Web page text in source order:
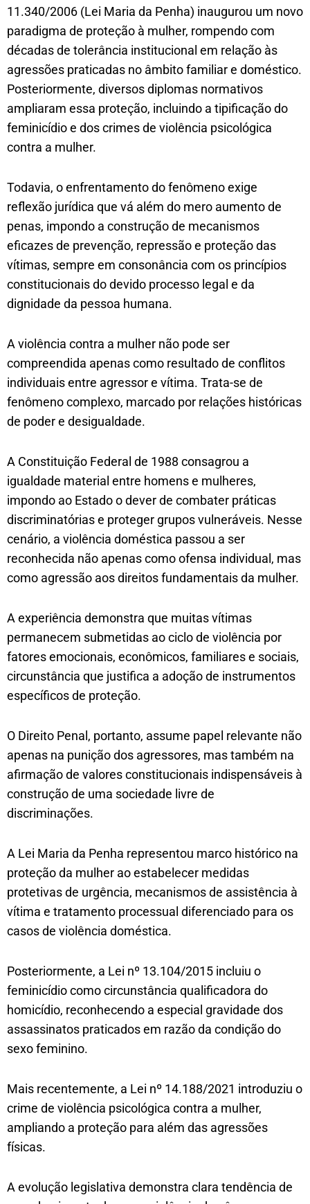
11.340/2006 (Lei Maria da Penha) inaugurou um novo
paradigma de proteção à mulher, rompendo com
décadas de tolerância institucional em relação às
agressões praticadas no âmbito familiar e doméstico.
Posteriormente, diversos diplomas normativos
ampliaram essa proteção, incluindo a tipificação do
feminicídio e dos crimes de violência psicológica
contra a mulher.
Todavia, o enfrentamento do fenômeno exige
reflexão jurídica que vá além do mero aumento de
penas, impondo a construção de mecanismos
eficazes de prevenção, repressão e proteção das
vítimas, sempre em consonância com os princípios
constitucionais do devido processo legal e da
dignidade da pessoa humana.
A violência contra a mulher não pode ser
compreendida apenas como resultado de conflitos
individuais entre agressor e vítima. Trata-se de
fenômeno complexo, marcado por relações históricas
de poder e desigualdade.
A Constituição Federal de 1988 consagrou a
igualdade material entre homens e mulheres,
impondo ao Estado o dever de combater práticas
discriminatórias e proteger grupos vulneráveis. Nesse
cenário, a violência doméstica passou a ser
reconhecida não apenas como ofensa individual, mas
como agressão aos direitos fundamentais da mulher.
A experiência demonstra que muitas vítimas
permanecem submetidas ao ciclo de violência por
fatores emocionais, econômicos, familiares e sociais,
circunstância que justifica a adoção de instrumentos
específicos de proteção.
O Direito Penal, portanto, assume papel relevante não
apenas na punição dos agressores, mas também na
afirmação de valores constitucionais indispensáveis à
construção de uma sociedade livre de
discriminações.
A Lei Maria da Penha representou marco histórico na
proteção da mulher ao estabelecer medidas
protetivas de urgência, mecanismos de assistência à
vítima e tratamento processual diferenciado para os
casos de violência doméstica.
Posteriormente, a Lei nº 13.104/2015 incluiu o
feminicídio como circunstância qualificadora do
homicídio, reconhecendo a especial gravidade dos
assassinatos praticados em razão da condição do
sexo feminino.
Mais recentemente, a Lei nº 14.188/2021 introduziu o
crime de violência psicológica contra a mulher,
ampliando a proteção para além das agressões
físicas.
A evolução legislativa demonstra clara tendência de